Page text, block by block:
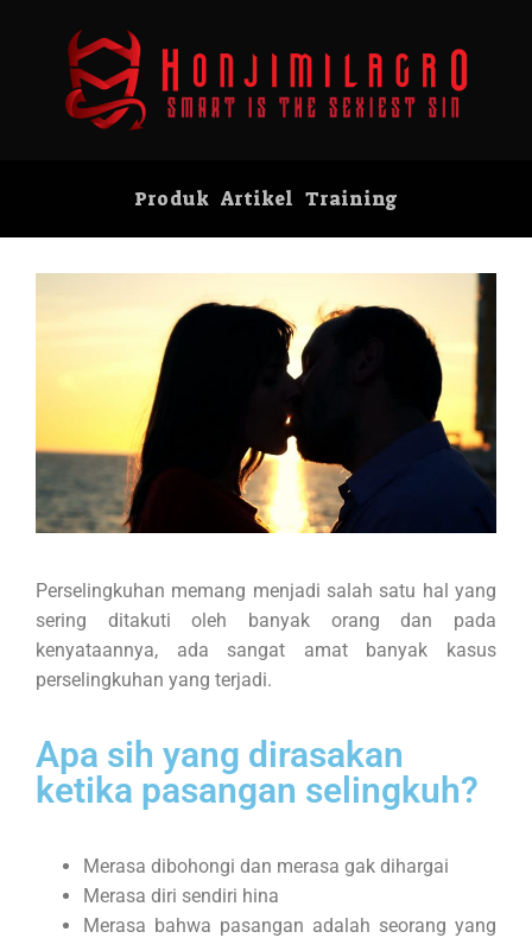
Produk Artikel Training
Perselingkuhan memang menjadi salah satu hal yang
sering ditakuti oleh banyak orang dan pada
kenyataannya, ada sangat amat banyak kasus
perselingkuhan yang terjadi.
Apa sih yang dirasakan
ketika pasangan selingkuh?
Merasa dibohongi dan merasa gak dihargai
Merasa diri sendiri hina
Merasa bahwa pasangan adalah seorang yang